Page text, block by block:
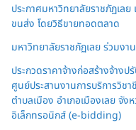
ประกาศมหาวิทยาลัยราชภัฏเล
ขนส่ง โดยวิธีขายทอดตลาด
มหาวิทยาลัยราชภัฏเลย ร่วมง
ประกวดราคาจ้างก่อสร้างจ้าง
ศูนย์ประสานงานการบริการวิ
ตำบลเมือง อำเภอเมืองเลย จั
อิเล็กทรอนิกส์ (e-bidding)